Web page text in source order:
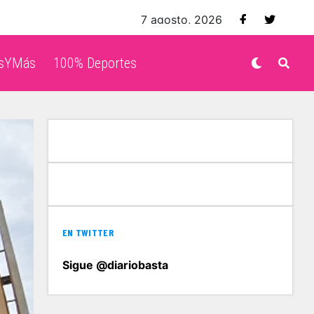
7 agosto, 2026
100% Deportes
EN TWITTER
Sigue @diariobasta